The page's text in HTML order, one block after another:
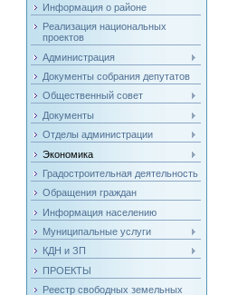
Информация о районе
Реализация национальных
проектов
Администрация
Документы собрания депутатов
Общественный совет
Документы
Отделы администрации
Экономика
Градостроительная деятельность
Обращения граждан
Информация населению
Муниципальные услуги
КДН и ЗП
ПРОЕКТЫ
Реестр свободных земельных